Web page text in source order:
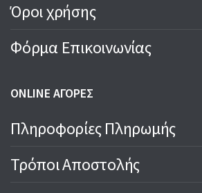
Όροι χρήσης
Φόρμα Επικοινωνίας
ONLINE ΑΓΟΡΕΣ
Πληροφορίες Πληρωμής
Τρόποι Αποστολής